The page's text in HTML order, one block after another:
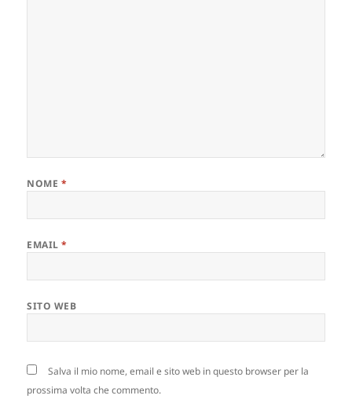
NOME *
EMAIL*
SITO WEB
Salva il mio nome, email e sito web in questo browser per la
prossima volta che commento.